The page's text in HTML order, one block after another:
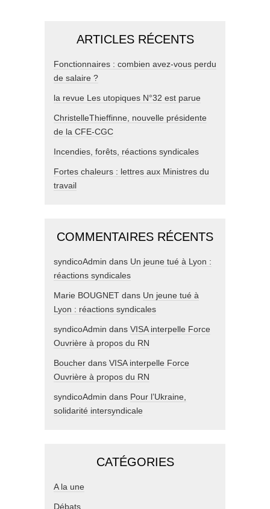
ARTICLES RÉCENTS
Fonctionnaires : combien avez-vous perdu
de salaire ?
la revue Les utopiques N°32 est parue
ChristelleThieffinne, nouvelle présidente
de la CFE-CGC
Incendies, forêts, réactions syndicales
Fortes chaleurs : lettres aux Ministres du
travail
COMMENTAIRES RÉCENTS
syndicoAdmin dans Un jeune tué à Lyon :
réactions syndicales
Marie BOUGNET dans Un jeune tué à
Lyon : réactions syndicales
syndicoAdmin dans VISA interpelle Force
Ouvrière à propos du RN
Boucher dans VISA interpelle Force
Ouvrière à propos du RN
syndicoAdmin dans Pour l’Ukraine,
solidarité intersyndicale
CATÉGORIES
A la une
Débats